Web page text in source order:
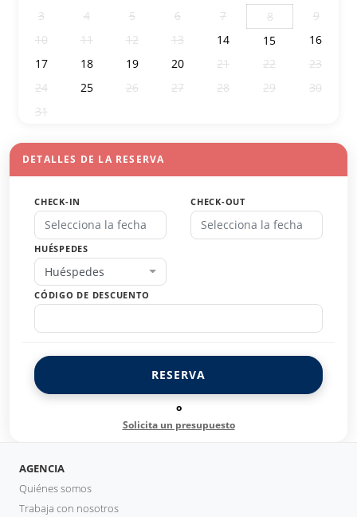
3
4 5 6 7 8
9
10
11 12 13 14 15
16
17
18 19 20 21 22
23
24
25 26 27 28 29
30
31
DETALLES DE LA RESERVA
CHECK-IN CHECK-OUT
HUÉSPEDES
Huéspedes
CÓDIGO DE DESCUENTO
RESERVA
o
Solicita un presupuesto
AGENCIA
Quiénes somos
Trabaja con nosotros